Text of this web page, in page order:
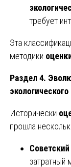
требует
Эта
методики
Раздел 4.
Исторически
прошла
затратный